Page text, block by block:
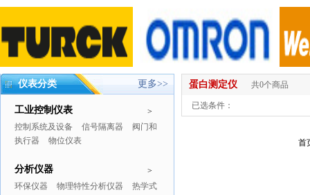
仪表分类 更多>>
>
工业控制仪表
控制系统及设备 信号隔离器
阀门和
执行器
物位仪表
>
分析仪器
环保仪器 物理特性分析仪器
热学式
蛋白测定仪 共0个商品
已选条件：
首